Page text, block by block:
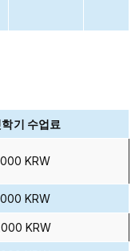
기 수업료
KRW
KRW
KRW